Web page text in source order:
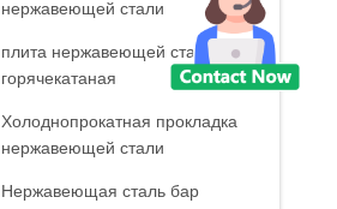
нержавеющей стали
плита нержавеющей стали
горячекатаная
Холоднопрокатная прокладка
нержавеющей стали
Нержавеющая сталь бар